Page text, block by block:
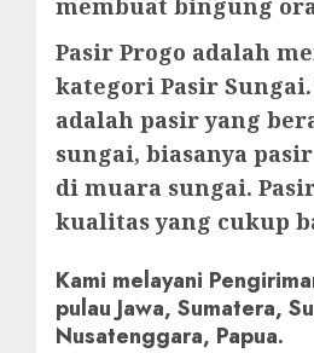
Pasir Progo adalah
kategori Pasir
adalah pasir yang
sungai, biasanya
di muara sungai.
kualitas yang cukup
Kami melayani
pulau Jawa, Sumatera,
Nusatenggara, Papua.